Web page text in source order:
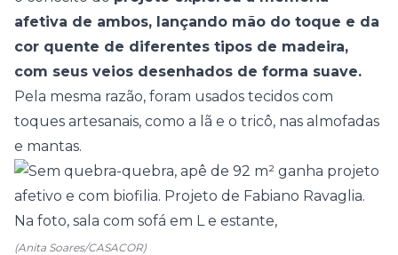
afetiva de ambos, lançando mão do toque e da
cor quente de diferentes tipos de madeira,
com seus veios desenhados de forma suave.
Pela mesma razão, foram usados tecidos com
toques artesanais, como a lã e o tricô, nas almofadas
e mantas.
(Anita Soares/CASACOR)